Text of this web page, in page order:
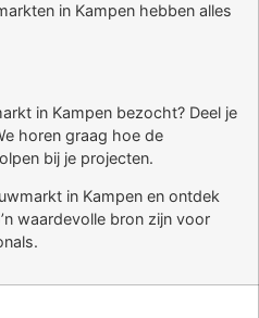
in Kampen hebben alles
in Kampen bezocht? Deel je
horen graag hoe de
bij je projecten.
in Kampen en ontdek
waardevolle bron zijn voor